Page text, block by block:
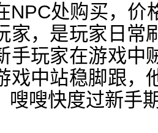
NPC处购买，价
家，是玩家日常
手玩家在游戏中
戏中站稳脚跟，
嗖嗖快度过新手